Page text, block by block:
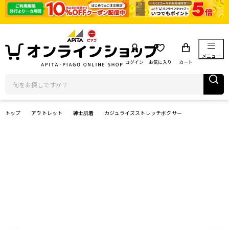
ログイン お気に入り カート
メニュー
トップ アウトレット 紳士肌着 カジュライズストレッチボクサー